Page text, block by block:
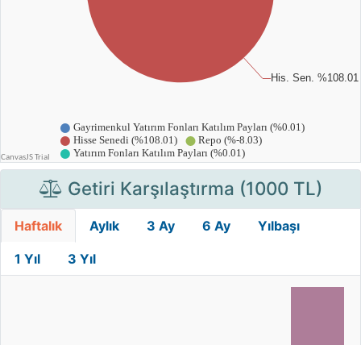
Getiri Karşılaştırma (1000 TL)
Haftalık Aylık 3 Ay 6 Ay Yılbaşı
1 Yıl 3 Yıl